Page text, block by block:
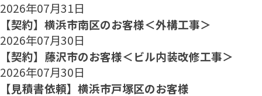
2026年07月31日
【契約】横浜市南区のお客様＜外構工事＞
2026年07月30日
【契約】藤沢市のお客様＜ビル内装改修工事＞
2026年07月30日
【見積書依頼】横浜市戸塚区のお客様